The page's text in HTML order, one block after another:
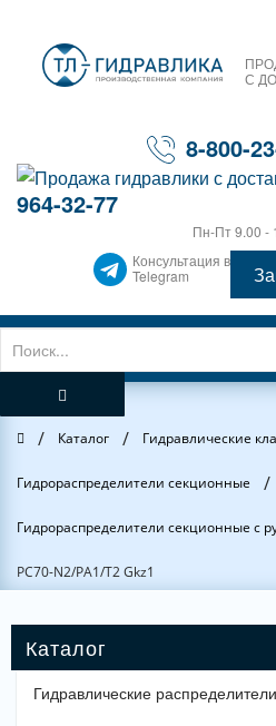
С
8-800-
964-32-77
Пн-Пт 9.00 -
Консультация в
Telegram
Главная
/ Каталог / Гидравлические
Гидрораспределители секционные /
Гидрораспределители секционные с
РС70-N2/PА1/Т2 Gkz1
Гидравлические распределители